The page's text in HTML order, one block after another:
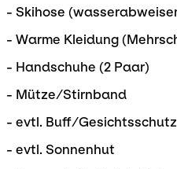
- Skihose
- Warme Kleidung
- Handschuhe (2 Paar)
- Mütze/Stirnband
- evtl. Buff/Gesichtsschutz
- evtl. Sonnenhut